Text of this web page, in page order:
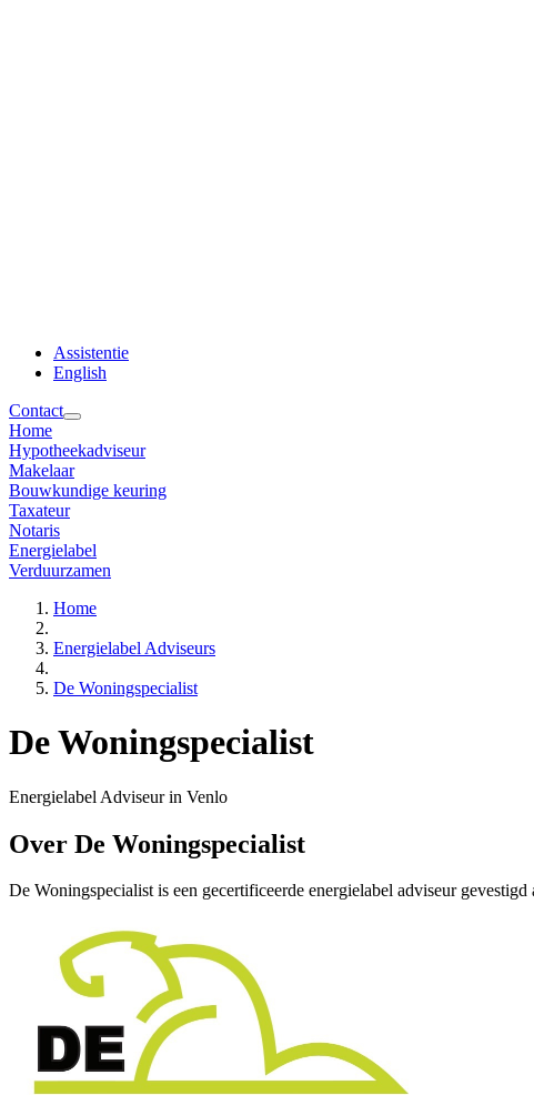
Assistentie
English
Contact
Home
Hypotheekadviseur
Makelaar
Bouwkundige keuring
Taxateur
Notaris
Energielabel
Verduurzamen
Home
Energielabel Adviseurs
De Woningspecialist
De Woningspecialist
Energielabel Adviseur in Venlo
Over De Woningspecialist
De Woningspecialist is een gecertificeerde energielabel adviseur gevestigd